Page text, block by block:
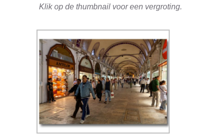
Klik op de thumbnail voor een vergroting.